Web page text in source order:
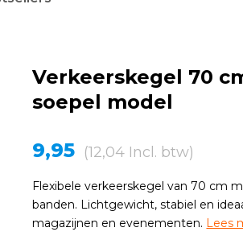
Verkeerskegel 70
soepel model
9,95 (12,04 Incl. btw)
Flexibele verkeerskegel van 70 cm
banden. Lichtgewicht, stabiel en
magazijnen en evenementen. Lees